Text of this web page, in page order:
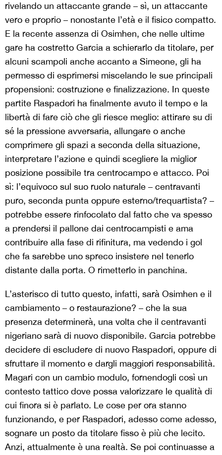
rivelando un attaccante grande – sì, un attaccante
vero e proprio – nonostante l’età e il fisico compatto.
E la recente assenza di Osimhen, che nelle ultime
gare ha costretto Garcia a schierarlo da titolare, per
alcuni scampoli anche accanto a Simeone, gli ha
permesso di esprimersi miscelando le sue principali
propensioni: costruzione e finalizzazione. In queste
partite Raspadori ha finalmente avuto il tempo e la
libertà di fare ciò che gli riesce meglio: attirare su di
sé la pressione avversaria, allungare o anche
comprimere gli spazi a seconda della situazione,
interpretare l’azione e quindi scegliere la miglior
posizione possibile tra centrocampo e attacco. Poi
sì: l’equivoco sul suo ruolo naturale – centravanti
puro, seconda punta oppure esterno/trequartista? –
potrebbe essere rinfocolato dal fatto che va spesso
a prendersi il pallone dai centrocampisti e ama
contribuire alla fase di rifinitura, ma vedendo i gol
che fa sarebbe uno spreco insistere nel tenerlo
distante dalla porta. O rimetterlo in panchina.
L’asterisco di tutto questo, infatti, sarà Osimhen e il
cambiamento – o restaurazione? – che la sua
presenza determinerà, una volta che il centravanti
nigeriano sarà di nuovo disponibile. Garcia potrebbe
decidere di escludere di nuovo Raspadori, oppure di
sfruttare il momento e dargli maggiori responsabilità.
Magari con un cambio modulo, fornendogli così un
contesto tattico dove possa valorizzare le qualità di
cui finora si è parlato. Le cose per ora stanno
funzionando, e per Raspadori, adesso come adesso,
sognare un posto da titolare fisso è più che lecito.
Anzi, attualmente è una realtà. Se poi continuasse a